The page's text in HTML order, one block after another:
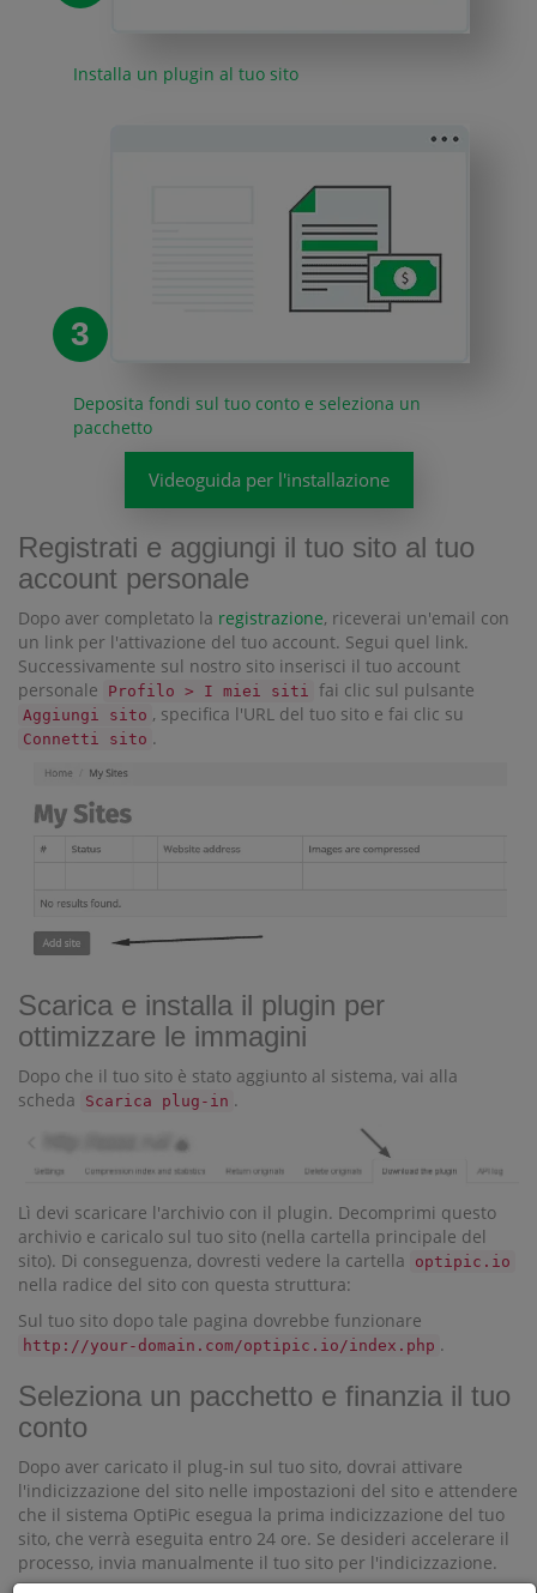
Installa un plugin al tuo sito
3
Deposita fondi sul tuo conto e seleziona un
pacchetto
Videoguida per l'installazione
Registrati e aggiungi il tuo sito al tuo
account personale
Dopo aver completato la registrazione, riceverai un'email con
un link per l'attivazione del tuo account. Segui quel link.
Successivamente sul nostro sito inserisci il tuo account
personale
Profilo > I miei siti fai clic sul pulsante
Aggiungi sito , specifica l'URL del tuo sito e fai clic su
Connetti sito .
Scarica e installa il plugin per
ottimizzare le immagini
Dopo che il tuo sito è stato aggiunto al sistema, vai alla
scheda
Scarica plug-in .
Lì devi scaricare l'archivio con il plugin. Decomprimi questo
archivio e caricalo sul tuo sito (nella cartella principale del
sito). Di conseguenza, dovresti vedere la cartella
optipic.io
nella radice del sito con questa struttura:
Sul tuo sito dopo tale pagina dovrebbe funzionare
http://your-domain.com/optipic.io/index.php .
Seleziona un pacchetto e finanzia il tuo
conto
Dopo aver caricato il plug-in sul tuo sito, dovrai attivare
l'indicizzazione del sito nelle impostazioni del sito e attendere
che il sistema OptiPic esegua la prima indicizzazione del tuo
sito, che verrà eseguita entro 24 ore. Se desideri accelerare il
processo, invia manualmente il tuo sito per l'indicizzazione.